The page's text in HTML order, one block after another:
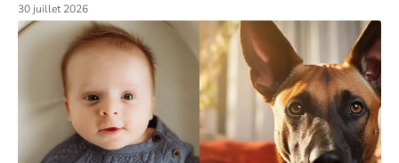
30 juillet 2026